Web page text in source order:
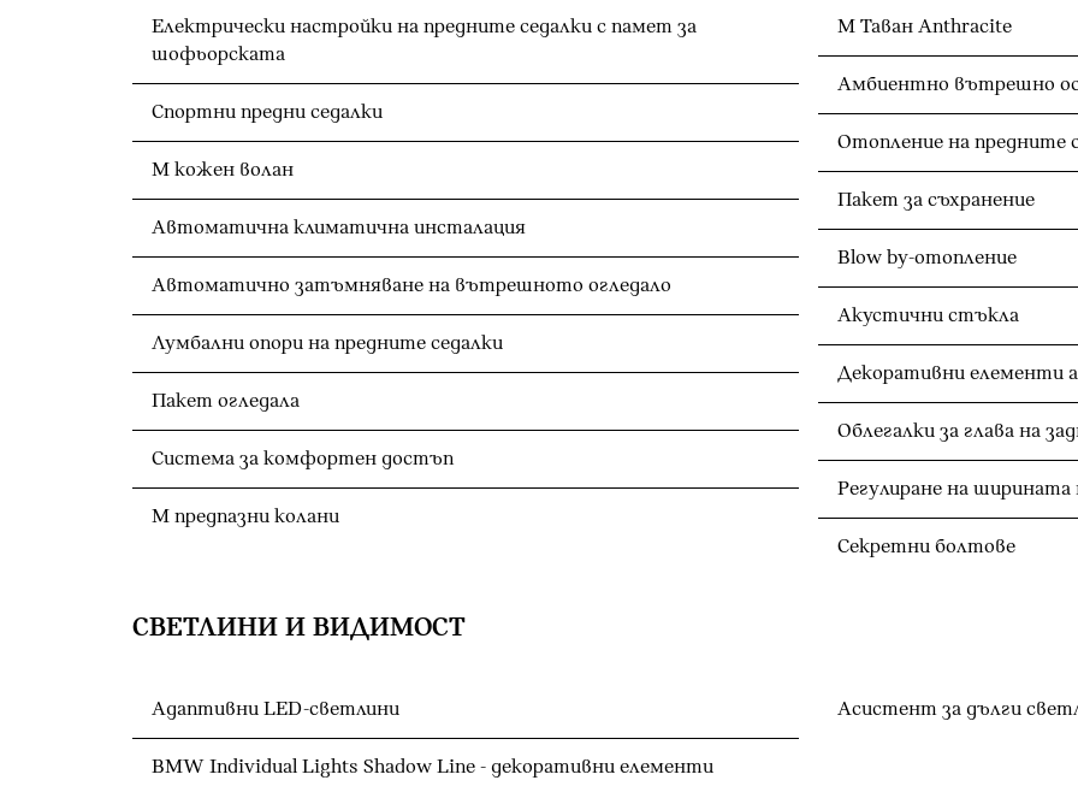
Електрически настройки на предните седалки с памет за
шофьорската
Спортни предни седалки
M кожен волан
Автоматична климатична инсталация
Автоматично затъмняване на вътрешното огледало
Лумбални опори на предните седалки
Пакет огледала
Система за комфортен достъп
M предпазни колани
M Таван Anthracite
Амбиентно вътрешно
Отопление на предните
Пакет за съхранение
Blow by-отопление
Акустични стъкла
Декоративни елементи
Регулиране на
Секретни болтове
СВЕТЛИНИ И ВИДИМОСТ
Адаптивни LED-светлини
BMW Individual Lights Shadow Line - декоративни елементи
Асистент за дълги